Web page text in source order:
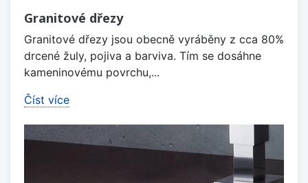
Granitové dřezy
Granitové dřezy jsou obecně vyráběny z cca 80%
drcené žuly, pojiva a barviva. Tím se dosáhne
kameninovému povrchu,...
Číst více